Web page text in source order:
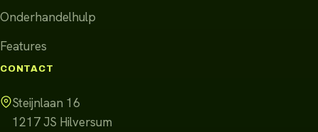
Onderhandelhulp
Features
CONTACT
Steijnlaan 16
1217 JS Hilversum